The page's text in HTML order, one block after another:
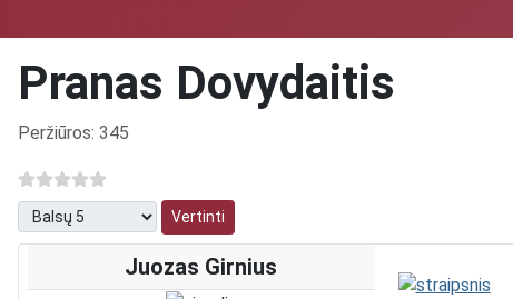
Pranas Dovydaitis
Išsami informacija
Peržiūros: 345
Prašome įvertinti
Juozas Girnius